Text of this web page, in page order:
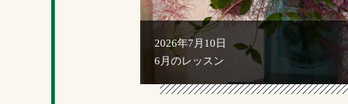
2026年7月10日
6月のレッスン